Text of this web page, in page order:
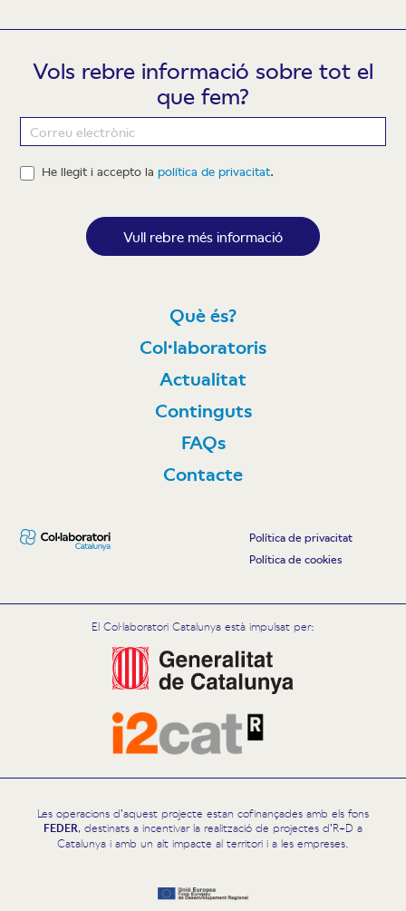
Vols rebre informació sobre tot el
que fem?
Newsletter
He llegit i accepto lapolítica de privacitat.
Vull rebre més informació
Què és?
Col·laboratoris
Actualitat
Continguts
FAQs
Contacte
Política de privacitat
Política de cookies
El Col·laboratori Catalunya està impulsat per:
Les operacions d’aquest projecte estan cofinançades amb els fons
FEDER, destinats a incentivar la realització de projectes d’R+D a
Catalunya i amb un alt impacte al territori i a les empreses.